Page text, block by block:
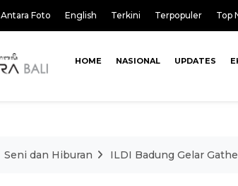
Antara Foto English Terkini Terpopuler Top
HOME NASIONAL UPDATES
Seni dan Hiburan ILDI Badung Gelar